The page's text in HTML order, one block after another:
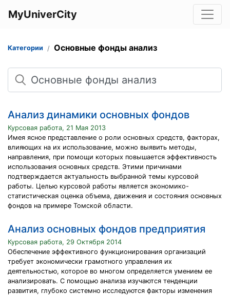
MyUniverCity
Категории Основные фонды анализ
Поиск
Анализ динамики основных фондов
Курсовая работа, 21 Мая 2013
Имея ясное представление о роли основных средств, факторах,
влияющих на их использование, можно выявить методы,
направления, при помощи которых повышается эффективность
использования основных средств. Этими причинами
подтверждается актуальность выбранной темы курсовой
работы. Целью курсовой работы является экономико-
статистическая оценка объема, движения и состояния основных
фондов на примере Томской области.
Анализ основных фондов предприятия
Курсовая работа, 29 Октября 2014
Обеспечение эффективного функционирования организаций
требует экономически грамотного управления их
деятельностью, которое во многом определяется умением ее
анализировать. С помощью анализа изучаются тенденции
развития, глубоко системно исследуются факторы изменения